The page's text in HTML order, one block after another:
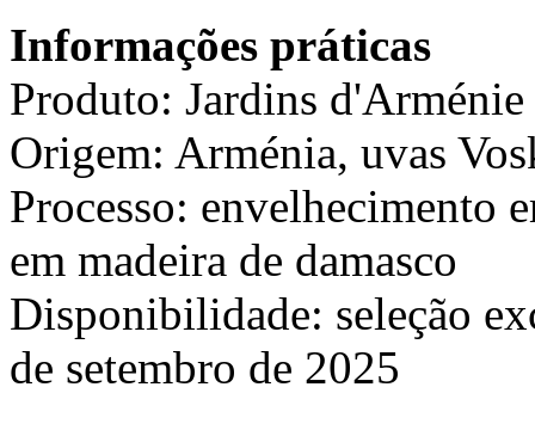
Informações práticas
Produto: Jardins
Origem: Arménia, uvas
Processo: envelhecimento
em madeira de damasco
Disponibilidade: seleção
de setembro de 2025